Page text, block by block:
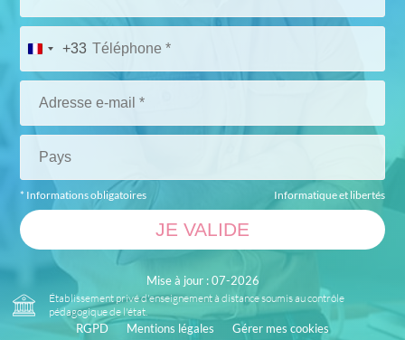
+33
* Informations obligatoires Informatique et libertés
Établissement privé d'enseignement à distance soumis au contrôle
pédagogique de l'état.
Mise à jour : 07-2026
RGPD Mentions légales Gérer mes cookies